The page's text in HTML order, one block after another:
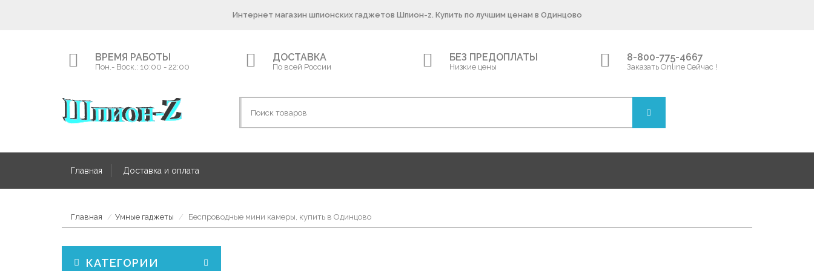
Интернет магазин шпионских гаджетов Шпион-z. Купить по лучшим ценам в Одинцово
ВРЕМЯ РАБОТЫ
Пон.- Воск.: 10:00 - 22:00
ДОСТАВКА
По всей России
БЕЗ ПРЕДОПЛАТЫ
Низкие цены
8-800-775-4667
Заказать Online Сейчас !
Главная Доставка и оплата
Главная Умные гаджеты Беспроводные мини камеры, купить в Одинцово
КАТЕГОРИИ